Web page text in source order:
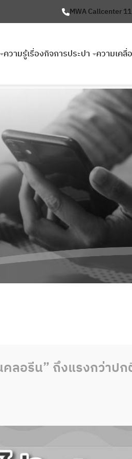
MWA Callcenter
ความรู้เรื่องกิจการประปา ความเคลื่
คลอรีน” ถึงแรงกว่าป